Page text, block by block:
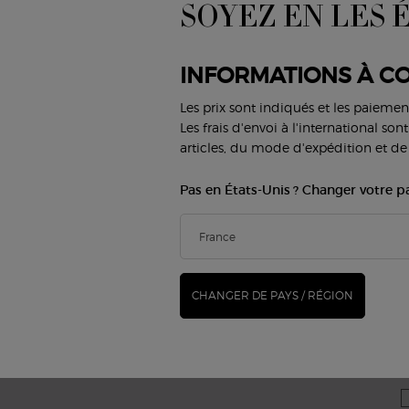
Parfums pour Homme
Armani/Privé
Nous contacter
FAQ
Trouver une boutique
Carrières
SOYEZ EN LES
INFORMATIONS À
Les prix sont indiqués et les
Les frais d'envoi à l'international
articles, du mode d'expédition et de
Pas en États-Unis ? Changer votre
CHANGER DE PAYS / RÉGION